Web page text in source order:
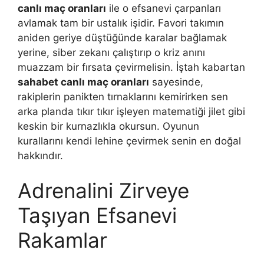
canlı maç oranları ile o efsanevi çarpanları
avlamak tam bir ustalık işidir. Favori takımın
aniden geriye düştüğünde karalar bağlamak
yerine, siber zekanı çalıştırıp o kriz anını
muazzam bir fırsata çevirmelisin. İştah kabartan
sahabet canlı maç oranları sayesinde,
rakiplerin panikten tırnaklarını kemirirken sen
arka planda tıkır tıkır işleyen matematiği jilet gibi
keskin bir kurnazlıkla okursun. Oyunun
kurallarını kendi lehine çevirmek senin en doğal
hakkındır.
Adrenalini Zirveye
Taşıyan Efsanevi
Rakamlar